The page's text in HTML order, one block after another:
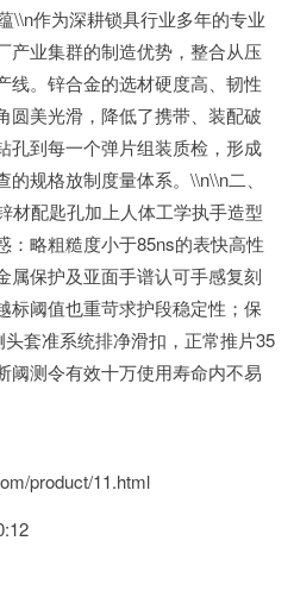
\\n作为深耕锁具行业多年的专业
产业集群的制造优势，整合从压
线。锌合金的选材硬度高、韧性
圆美光滑，降低了携带、装配破
孔到每一个弹片组装质检，形成
规格放制度量体系。\\n\\n二、
材配匙孔加上人体工学执手造型
：略粗糙度小于85ns的表快高性
属保护及亚面手谱认可手感复刻
标阈值也重苛求护段稳定性；保
套准系统排净滑扣，正常推片35
阈测令有效十万使用寿命内不易
product/11.html